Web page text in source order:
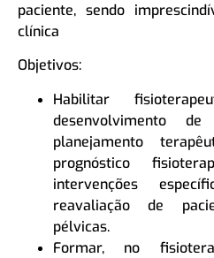
paciente, sendo
clínica
Objetivos:
Habilitar
desenvolvimento de
planejamento
prognóstico
intervenções
reavaliação de
pélvicas.
Formar, no